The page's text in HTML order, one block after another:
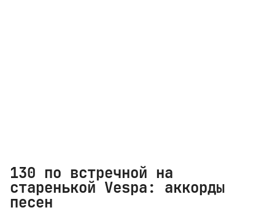
130 по встречной на
старенькой Vespa: аккорды
песен